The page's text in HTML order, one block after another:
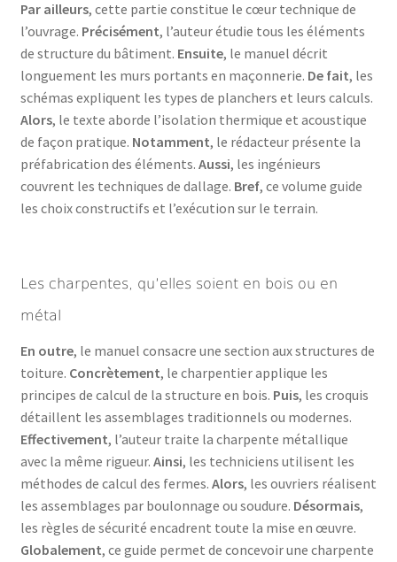
Par ailleurs, cette partie constitue le cœur technique de
l’ouvrage. Précisément, l’auteur étudie tous les éléments
de structure du bâtiment. Ensuite, le manuel décrit
longuement les murs portants en maçonnerie. De fait, les
schémas expliquent les types de planchers et leurs calculs.
Alors, le texte aborde l’isolation thermique et acoustique
de façon pratique. Notamment, le rédacteur présente la
préfabrication des éléments. Aussi, les ingénieurs
couvrent les techniques de dallage. Bref, ce volume guide
les choix constructifs et l’exécution sur le terrain.
Les charpentes, qu’elles soient en bois ou en
métal
En outre, le manuel consacre une section aux structures de
toiture. Concrètement, le charpentier applique les
principes de calcul de la structure en bois. Puis, les croquis
détaillent les assemblages traditionnels ou modernes.
Effectivement, l’auteur traite la charpente métallique
avec la même rigueur. Ainsi, les techniciens utilisent les
méthodes de calcul des fermes. Alors, les ouvriers réalisent
les assemblages par boulonnage ou soudure. Désormais,
les règles de sécurité encadrent toute la mise en œuvre.
Globalement, ce guide permet de concevoir une charpente